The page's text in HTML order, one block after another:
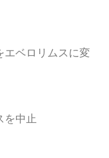
エベロリムスに変
を中止